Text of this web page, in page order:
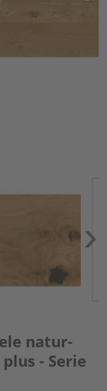
natur-
- Serie